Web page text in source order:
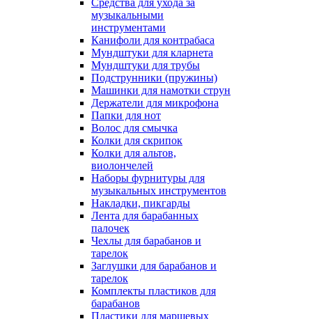
музыкальными
инструментами
Канифоли для контрабаса
Мундштуки для кларнета
Мундштуки для трубы
Подструнники (пружины)
Машинки для намотки струн
Держатели для микрофона
Папки для нот
Волос для смычка
Колки для скрипок
Колки для альтов,
виолончелей
Наборы фурнитуры для
музыкальных инструментов
Накладки, пикгарды
Лента для барабанных
палочек
Чехлы для барабанов и
тарелок
Заглушки для барабанов и
тарелок
Комплекты пластиков для
барабанов
Пластики для маршевых